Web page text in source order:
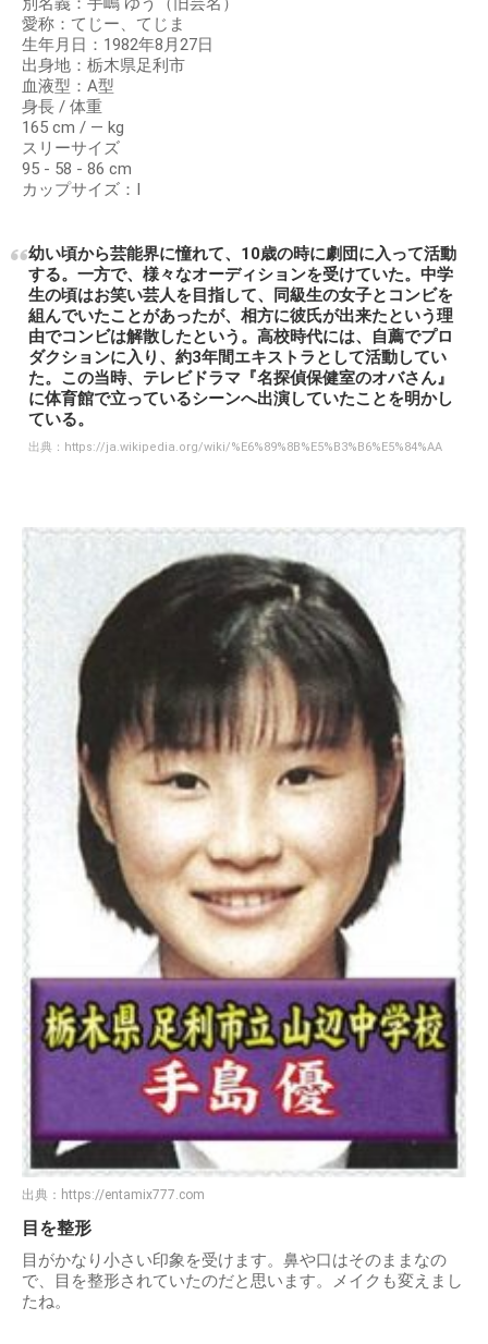
愛称：てじー、てじま
生年月日：1982年8月27日
出身地：栃木県足利市
血液型：A型
身長 / 体重
165 cm / ― kg
スリーサイズ
95 - 58 - 86 cm
カップサイズ：I
幼い頃から芸能界に憧れて、10歳の時に劇団に入って活動
する。一方で、様々なオーディションを受けていた。中学
生の頃はお笑い芸人を目指して、同級生の女子とコンビを
組んでいたことがあったが、相方に彼氏が出来たという理
由でコンビは解散したという。高校時代には、自薦でプロ
ダクションに入り、約3年間エキストラとして活動してい
た。この当時、テレビドラマ『名探偵保健室のオバさん』
に体育館で立っているシーンへ出演していたことを明かし
ている。
出典： https://ja.wikipedia.org/wiki/%E6%89%8B%E5%B3%B6%E5%84%AA
出典： https://entamix777.com
目を整形
目がかなり小さい印象を受けます。鼻や口はそのままなの
で、目を整形されていたのだと思います。メイクも変えまし
たね。